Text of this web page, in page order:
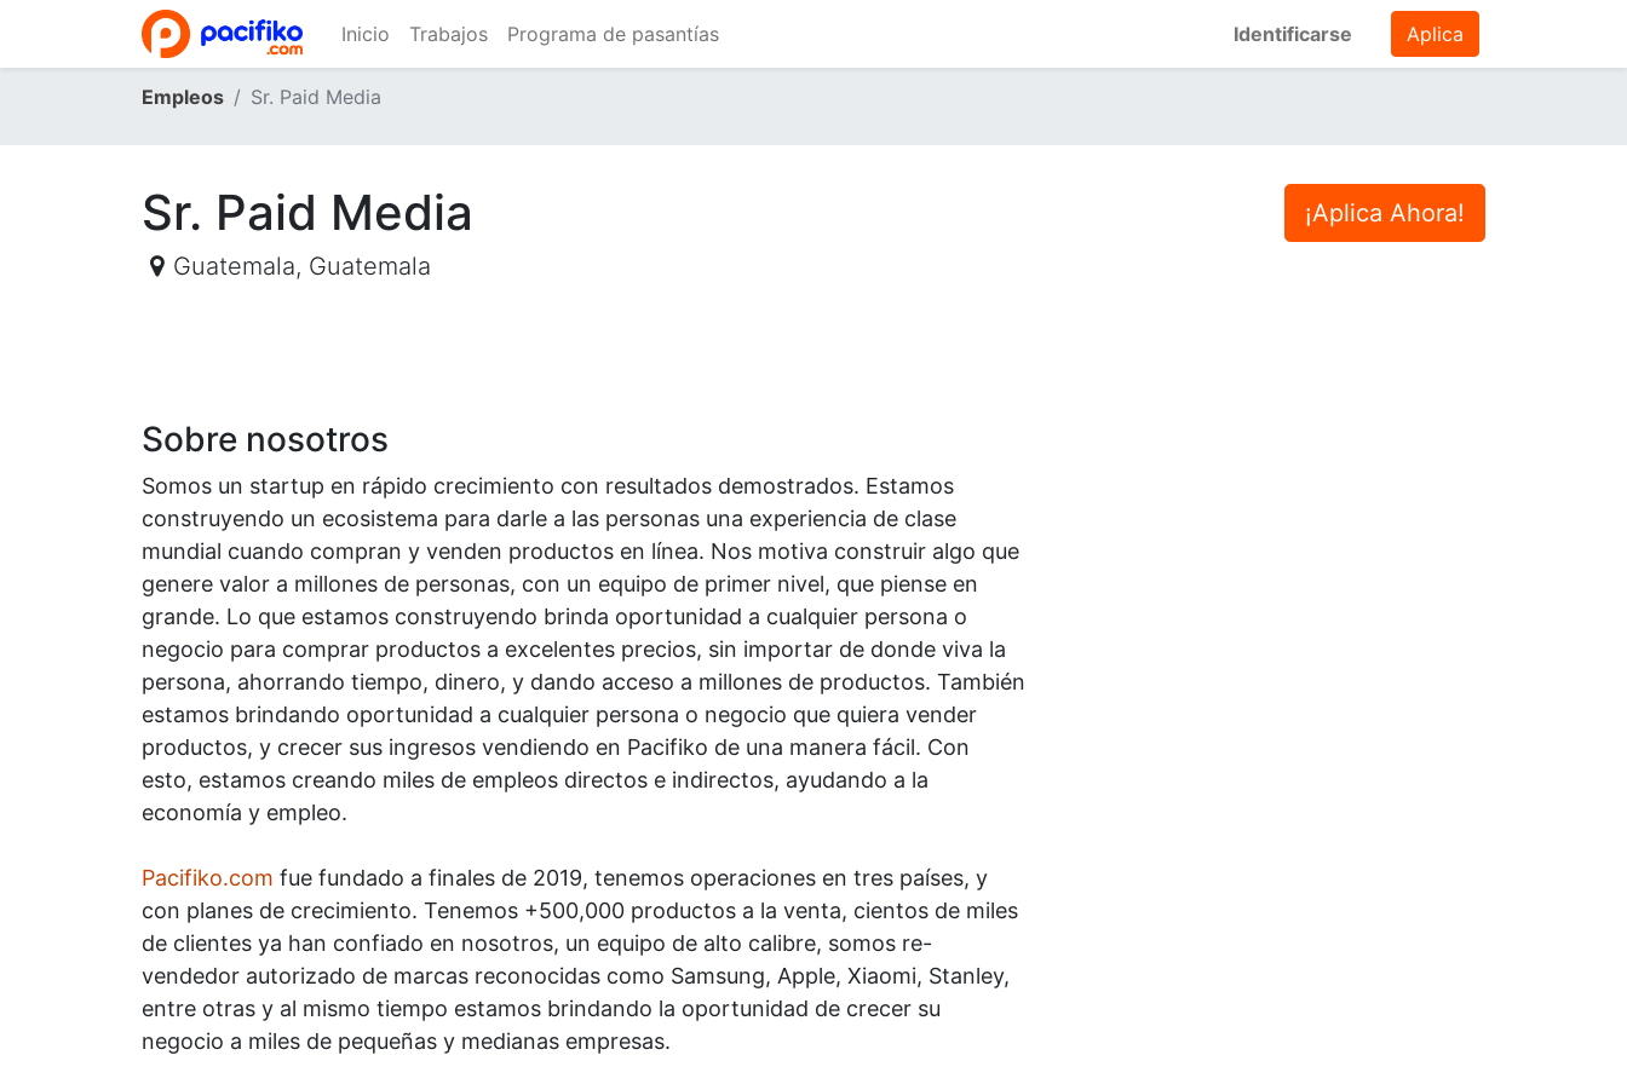
Inicio Trabajos Programa de pasantías Identificarse Aplica
Empleos Sr. Paid Media
¡Aplica Ahora!
Sr. Paid Media
Guatemala, Guatemala
Sobre nosotros
​Somos un startup en rápido crecimiento con resultados demostrados. Estamos
construyendo un ecosistema para darle a las personas una experiencia de clase
mundial cuando compran y venden productos en línea. Nos motiva construir algo que
genere valor a millones de personas, con un equipo de primer nivel, que piense en
grande. Lo que estamos construyendo brinda oportunidad a cualquier persona o
negocio para comprar productos a excelentes precios, sin importar de donde viva la
persona, ahorrando tiempo, dinero, y dando acceso a millones de productos. También
estamos brindando oportunidad a cualquier persona o negocio que quiera vender
productos, y crecer sus ingresos vendiendo en Pacifiko de una manera fácil. Con
esto, estamos creando miles de empleos directos e indirectos, ayudando a la
economía y empleo.
Pacifiko.com fue fundado a finales de 2019, tenemos operaciones en tres países, y
con planes de crecimiento. Tenemos +500,000 productos a la venta, cientos de miles
de clientes ya han confiado en nosotros, un equipo de alto calibre, somos re-
vendedor autorizado de marcas reconocidas como Samsung, Apple, Xiaomi, Stanley,
entre otras y al mismo tiempo estamos brindando la oportunidad de crecer su
negocio a miles de pequeñas y medianas empresas.